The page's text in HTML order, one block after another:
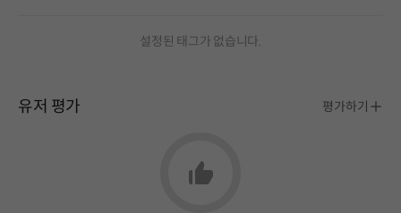
설정된 태그가 없습니다.
유저 평가 평가하기